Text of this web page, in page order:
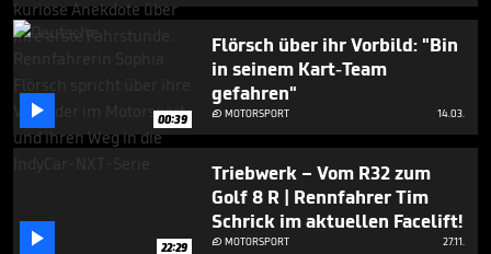
 00:39
Flörsch über ihr Vorbild: "Bin
in seinem Kart-Team
gefahren"
MOTORSPORT 14.03.
 22:29
Triebwerk – Vom R32 zum
Golf 8 R | Rennfahrer Tim
Schrick im aktuellen Facelift!
MOTORSPORT 27.11.